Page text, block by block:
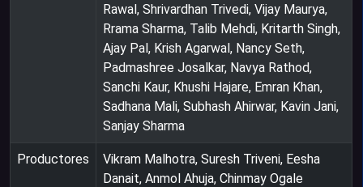
Rawal, Shrivardhan Trivedi, Vijay Maurya,
Rrama Sharma, Talib Mehdi, Kritarth Singh,
Ajay Pal, Krish Agarwal, Nancy Seth,
Padmashree Josalkar, Navya Rathod,
Sanchi Kaur, Khushi Hajare, Emran Khan,
Sadhana Mali, Subhash Ahirwar, Kavin Jani,
Sanjay Sharma
Productores
Vikram Malhotra, Suresh Triveni, Eesha
Danait, Anmol Ahuja, Chinmay Ogale